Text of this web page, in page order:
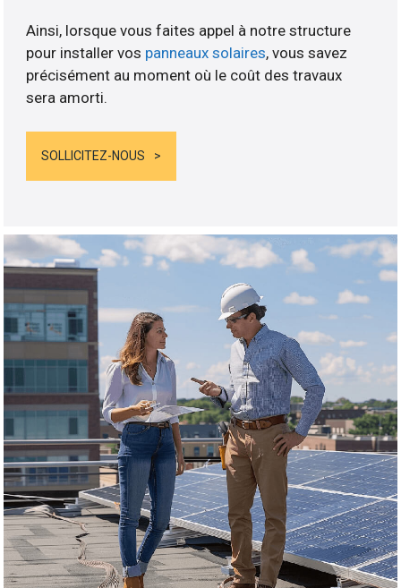
Ainsi, lorsque vous faites appel à notre structure
pour installer vos panneaux solaires, vous savez
précisément au moment où le coût des travaux
sera amorti.
SOLLICITEZ-NOUS